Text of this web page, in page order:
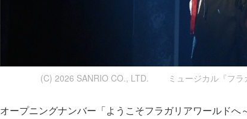
(C) 2026 SANRIO CO., LTD. ミュージカル『フラ
オープニングナンバー「ようこそフラガリアワールド